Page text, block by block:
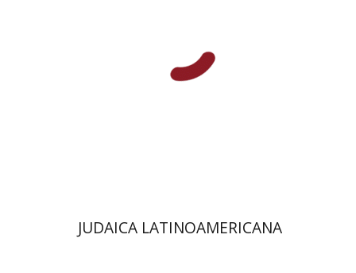
JUDAICA LATINOAMERICANA